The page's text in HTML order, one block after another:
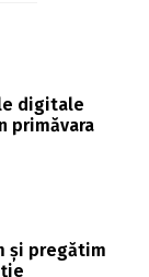
digitale
primăvara
și pregătim